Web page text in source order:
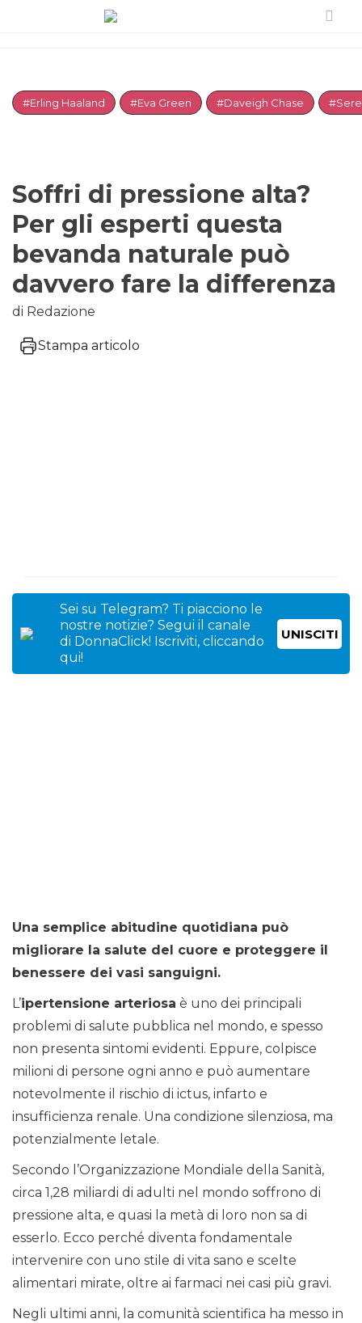
#Erling Haaland #Eva Green #Daveigh Chase
Soffri di pressione alta?
Per gli esperti questa
bevanda naturale può
davvero fare la differenza
di Redazione
Stampa articolo
Sei su Telegram? Ti piacciono le
nostre notizie? Segui il canale
di DonnaClick! Iscriviti, cliccando
qui!
UNISCITI
Una semplice abitudine quotidiana può
migliorare la salute del cuore e proteggere il
benessere dei vasi sanguigni.
L’ipertensione arteriosa è uno dei principali
problemi di salute pubblica nel mondo, e spesso
non presenta sintomi evidenti. Eppure, colpisce
milioni di persone ogni anno e può aumentare
notevolmente il rischio di ictus, infarto e
insufficienza renale. Una condizione silenziosa, ma
potenzialmente letale.
Secondo l’Organizzazione Mondiale della Sanità,
circa 1,28 miliardi di adulti nel mondo soffrono di
pressione alta, e quasi la metà di loro non sa di
esserlo. Ecco perché diventa fondamentale
intervenire con uno stile di vita sano e scelte
alimentari mirate, oltre ai farmaci nei casi più gravi.
Negli ultimi anni, la comunità scientifica ha messo in